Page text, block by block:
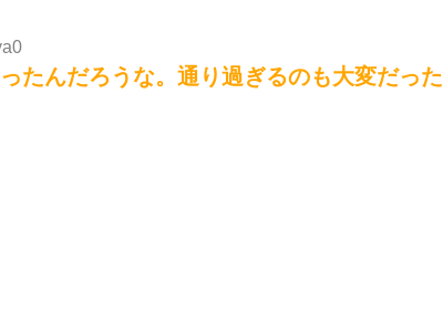
たんだろうな。通り過ぎるのも大変だった